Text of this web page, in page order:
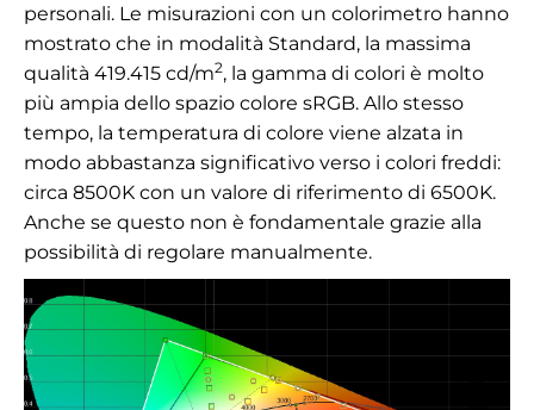
personali. Le misurazioni con un colorimetro hanno
mostrato che in modalità Standard, la massima
qualità 419.415 cd/m2, la gamma di colori è molto
più ampia dello spazio colore sRGB. Allo stesso
tempo, la temperatura di colore viene alzata in
modo abbastanza significativo verso i colori freddi:
circa 8500K con un valore di riferimento di 6500K.
Anche se questo non è fondamentale grazie alla
possibilità di regolare manualmente.